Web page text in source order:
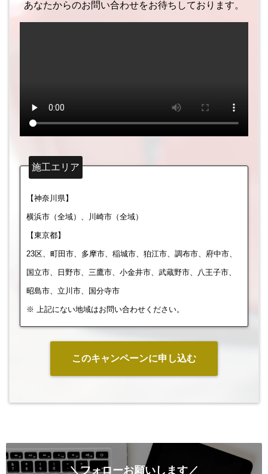
あなたからのお問い合わせをお待ちしております。
施工エリア
【神奈川県】
横浜市（全域）、川崎市（全域）
【東京都】
23区、町田市、多摩市、稲城市、狛江市、調布市、府中市、
国立市、日野市、三鷹市、小金井市、武蔵野市、八王子市、
昭島市、立川市、国分寺市
※ 上記にない地域はお問い合わせください。
このキャンペーンに申し込む
＼フォローお願いします／